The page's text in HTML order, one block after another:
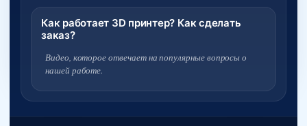
Как работает 3D принтер? Как сделать
заказ?
Видео, которое отвечает на популярные вопросы о
нашей работе.